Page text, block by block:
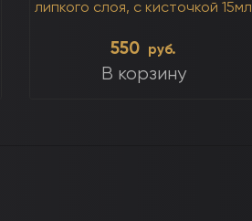
липкого слоя, с кисточкой 15мл
550 руб.
В корзину